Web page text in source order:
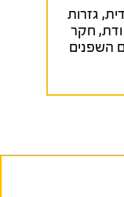
, גזרות
, חקר
השפנים